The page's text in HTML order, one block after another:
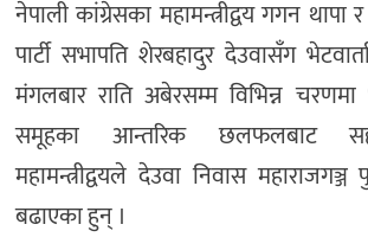
नेपाली कांग्रेसका महामन्त्रीद्वय गगन थापा
पार्टी सभापति शेरबहादुर देउवासँग
मंगलबार राति अबेरसम्म विभिन्न चरणमा
समूहका आन्तरिक छलफलबाट
महामन्त्रीद्वयले देउवा निवास
बढाएका हुन् ।